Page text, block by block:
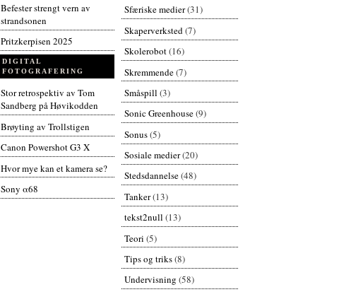
Befester strengt vern av
strandsonen
Pritzkerpisen 2025
DIGITAL
FOTOGRAFERING
Stor retrospektiv av Tom
Sandberg på Høvikodden
Brøyting av Trollstigen
Canon Powershot G3 X
Hvor mye kan et kamera se?
Sony α68
Sfæriske medier(31)
Skaperverksted(7)
Skolerobot(16)
Skremmende(7)
Småspill (3)
Sonic Greenhouse(9)
Sonus(5)
Sosiale medier(20)
Stedsdannelse(48)
Tanker(13)
tekst2null (13)
Teori (5)
Tips og triks(8)
Undervisning (58)